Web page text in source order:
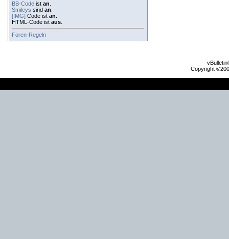
BB-Code ist an
Smileys sind an
[IMG] Code ist an
HTML-Code ist aus
Foren-Regeln
Copyright